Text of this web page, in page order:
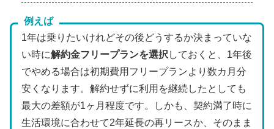
例えば
1年は乗りたいけれどその後どうするか決まっていな
い時に解約金フリープランを選択 しておくと、1年後
でやめる場合は初期費用フリープランより数カ月分
安くなります。解約せずに利用を継続したとしても
最大の差額が1ヶ月程度です。しかも、契約満了時に
生活環境に合わせて2年延長の再リースか、そのまま